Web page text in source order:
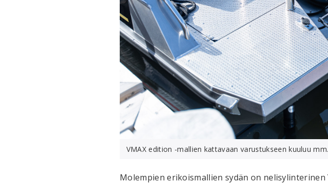
VMAX edition -mallien kattavaan varustukseen kuuluu
Molempien erikoismallien sydän on nelisylinterinen